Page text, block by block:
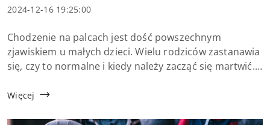
Data
2024-12-16 19:25:00
Treść
artykułu:
Chodzenie na palcach jest dość powszechnym
zjawiskiem u małych dzieci. Wielu rodziców zastanawia
się, czy to normalne i kiedy należy zacząć się martwić.
oduczyć dziecko tego nawyku oraz jakie ć...
Więcej